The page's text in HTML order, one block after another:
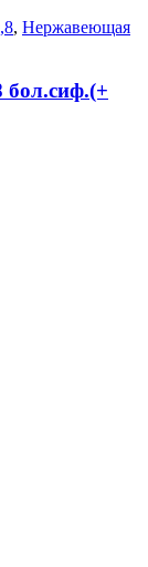
, Нержавеющая
бол.сиф.(+